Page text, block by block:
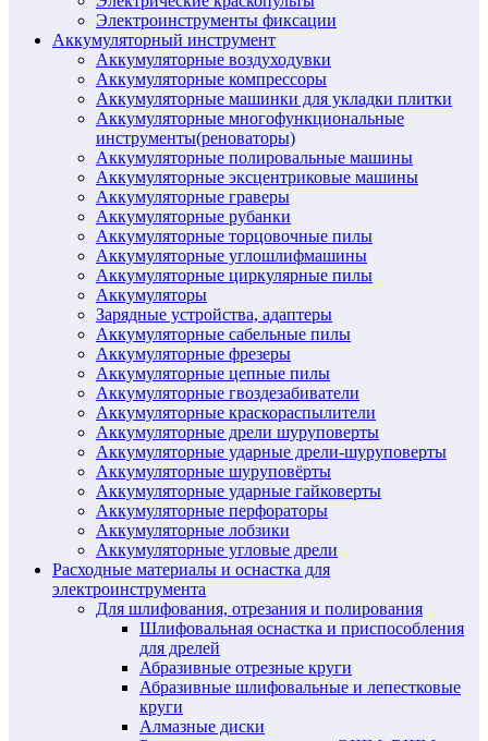
Электроинструменты фиксации
Аккумуляторный инструмент
Аккумуляторные воздуходувки
Аккумуляторные компрессоры
Аккумуляторные машинки для укладки плитки
Аккумуляторные многофункциональные
инструменты(реноваторы)
Аккумуляторные полировальные машины
Аккумуляторные эксцентриковые машины
Аккумуляторные граверы
Аккумуляторные рубанки
Аккумуляторные торцовочные пилы
Аккумуляторные углошлифмашины
Аккумуляторные циркулярные пилы
Аккумуляторы
Зарядные устройства, адаптеры
Аккумуляторные сабельные пилы
Аккумуляторные фрезеры
Аккумуляторные цепные пилы
Аккумуляторные гвоздезабиватели
Аккумуляторные краскораспылители
Аккумуляторные дрели шуруповерты
Аккумуляторные ударные дрели-шуруповерты
Аккумуляторные шуруповёрты
Аккумуляторные ударные гайковерты
Аккумуляторные перфораторы
Аккумуляторные лобзики
Аккумуляторные угловые дрели
Расходные материалы и оснастка для
электроинструмента
Для шлифования, отрезания и полирования
Шлифовальная оснастка и приспособления
для дрелей
Абразивные отрезные круги
Абразивные шлифовальные и лепестковые
круги
Алмазные диски